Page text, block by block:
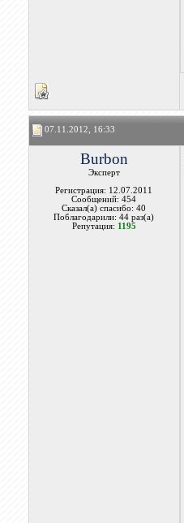
07.11.2012, 16:33
Burbon
Эксперт
Регистрация: 12.07.2011
Сообщений: 454
Сказал(а) спасибо: 40
Поблагодарили: 44 раз(а)
Репутация: 1195